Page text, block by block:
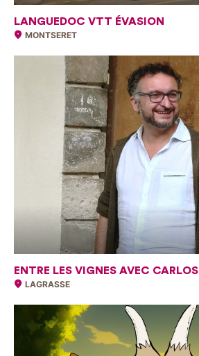
LANGUEDOC VTT ÉVASION
MONTSERET
ENTRE LES VIGNES AVEC CARLOS
LAGRASSE